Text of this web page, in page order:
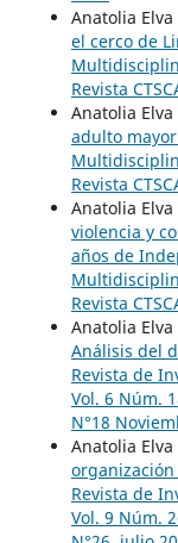
Anatolia Elva
el cerco de
Revista
Anatolia Elva
adulto mayor
Revista
Anatolia Elva
violencia y
años de
Revista
Anatolia Elva
Análisis del
Revista de
Vol. 6 Núm.
N°18
Anatolia Elva
Revista de
Vol. 9 Núm.